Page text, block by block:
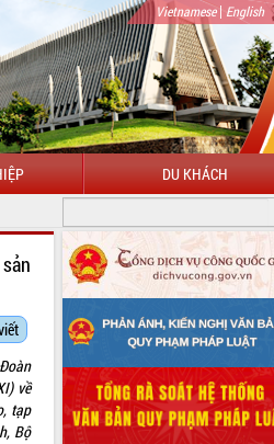
Vietnamese| English
DU KHÁCH
về
tạp
Bộ